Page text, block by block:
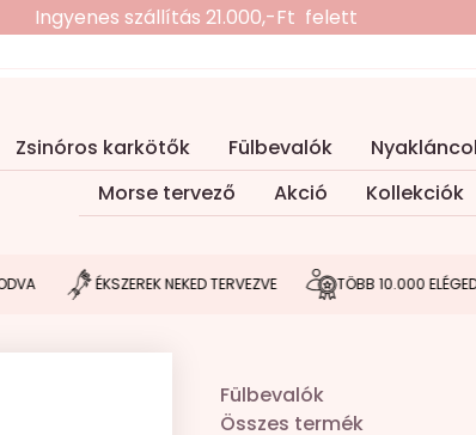
Zsinóros karkötők Fülbevalók
Morse tervező
Akció Kollekciók
Ingyenes szállítás 21.000,-Ft felett
ÉKSZEREK NEKED TERVEZVE TÖBB 10.000 ELÉGEDETT
Fülbevalók
Összes termék